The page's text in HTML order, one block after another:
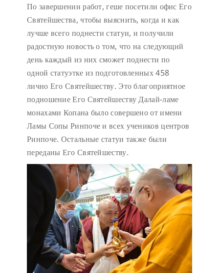
По завершении работ, геше посетили офис Его
Святейшества, чтобы выяснить, когда и как
лучше всего поднести статуи, и получили
радостную новость о том, что на следующий
день каждый из них сможет поднести по
одной статуэтке из подготовленных 458
лично Его Святейшеству. Это благоприятное
подношение Его Святейшеству Далай-ламе
монахами Копана было совершено от имени
Ламы Сопы Ринпоче и всех учеников центров
Ринпоче. Остальные статуи также были
переданы Его Святейшеству.